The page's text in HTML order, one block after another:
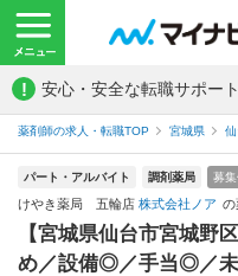
! 安心・安全な転職サポー
薬剤師の求人・転職TOP 宮城県
パート・アルバイト 調剤薬局 募
けやき薬局 五輪店 株式会社ノア の
【宮城県仙台市宮城野
め／設備◎／手当◎／